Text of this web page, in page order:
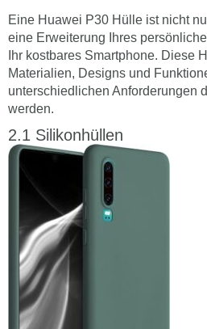
Eine Huawei P30 Hülle ist nicht
eine Erweiterung Ihres
Ihr kostbares Smartphone. Diese
Materialien, Designs und
unterschiedlichen Anforderungen
werden.
Silikonhüllen